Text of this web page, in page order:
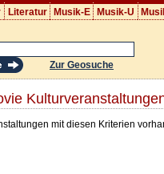
Literatur Musik-E Musik-U
Zur Geosuche
mit diesen Kriterien